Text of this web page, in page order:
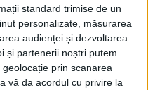
standard trimise de un
personalizate, măsurarea
audienței și dezvoltarea
și partenerii noștri putem
prin scanarea
vă da acordul cu privire la